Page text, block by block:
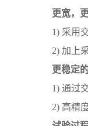
更宽，
1) 采用
2) 加上
更稳定
1) 通过
2) 高精